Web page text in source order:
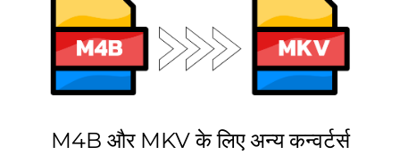
M4B और MKV के लिए अन्य कन्वर्टर्स